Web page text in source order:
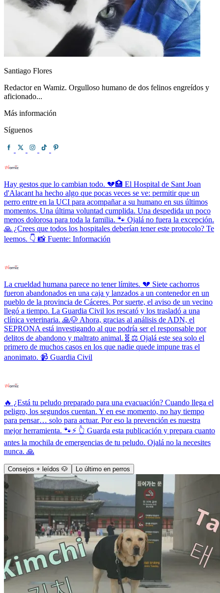
Santiago Flores
Redactor en Wamiz. Orgulloso humano de dos felinos engreídos y
aficionado...
Más información
Síguenos
Hay gestos que lo cambian todo. 💔🏥 El Hospital de Sant Joan
d'Alacant ha hecho algo que pocas veces se ve: permitir que un
perro entre en la UCI para acompañar a su humano en sus últimos
momentos. Una última voluntad cumplida. Una despedida un poco
menos dolorosa para toda la familia. 🐾 Ojalá no fuera la excepción.
🙏 ¿Crees que todos los hospitales deberían tener este protocolo? Te
leemos. 👇 📸 Fuente: Información
La crueldad humana parece no tener límites. 💔 Siete cachorros
fueron abandonados en una caja y lanzados a un contenedor en un
pueblo de la provincia de Cáceres. Por suerte, el aviso de un vecino
llegó a tiempo. La Guardia Civil los rescató y los trasladó a una
clínica veterinaria. 🙏🐶 Ahora, gracias al análisis de ADN, el
SEPRONA está investigando al que podría ser el responsable por
delitos de abandono y maltrato animal.🧬⚖️ Ojalá este sea solo el
primero de muchos casos en los que nadie quede impune tras el
anonimato. 📹 Guardia Civil
🔥 ¿Está tu peludo preparado para una evacuación? Cuando llega el
peligro, los segundos cuentan. Y en ese momento, no hay tiempo
para pensar… solo para actuar. Por eso la prevención es nuestra
mejor herramienta. 🐾⚡ 👆 Guarda esta publicación y prepara cuanto
antes la mochila de emergencias de tu peludo. Ojalá no la necesites
nunca. 🙏
Consejos + leídos 🐶 Lo último en perros